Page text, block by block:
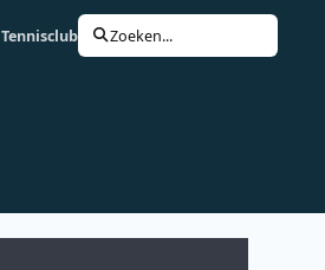
Tennisclub Borgerweert is de Studio Brussel
Zoeken...